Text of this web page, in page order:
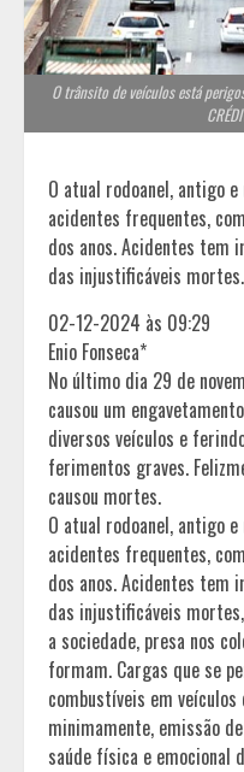
O trânsito de veículos está
O atual rodoanel, antigo
acidentes frequentes,
dos anos. Acidentes tem
das injustificáveis mortes.
02-12-2024 às 09:29
Enio Fonseca*
No último dia 29 de
causou um
diversos veículos e
ferimentos graves.
causou mortes.
O atual rodoanel, antigo
acidentes frequentes,
dos anos. Acidentes tem
das injustificáveis
a sociedade, presa nos
formam. Cargas que se
combustíveis em veículos
minimamente, emissão
saúde física e emocional